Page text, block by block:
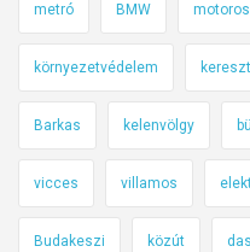
metró BMW motoros
környezetvédelem
Barkas kelenvölgy
vicces villamos
Budakeszi közút